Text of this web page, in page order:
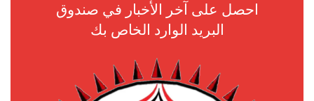
احصل على آخر الأخبار في صندوق
البريد الوارد الخاص بك